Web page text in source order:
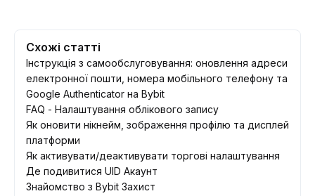
Схожі статті
Інструкція з самообслуговування: оновлення адреси
електронної пошти, номера мобільного телефону та
Google Authenticator на Bybit
FAQ - Налаштування облікового запису
Як оновити нікнейм, зображення профілю та дисплей
платформи
Як активувати/деактивувати торгові налаштування
Де подивитися UID Акаунт
Знайомство з Bybit Захист